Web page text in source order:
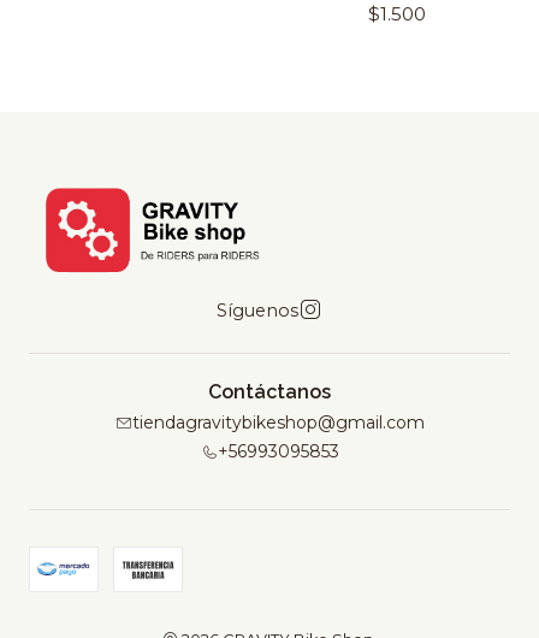
$1.500
Síguenos
Contáctanos
tiendagravitybikeshop@gmail.com
+56993095853